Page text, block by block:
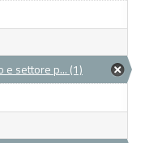
e settore p... (1)